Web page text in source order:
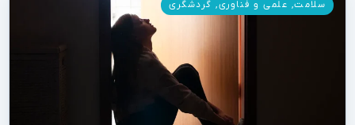
سلامت, علمی و فناوری, گردشگری